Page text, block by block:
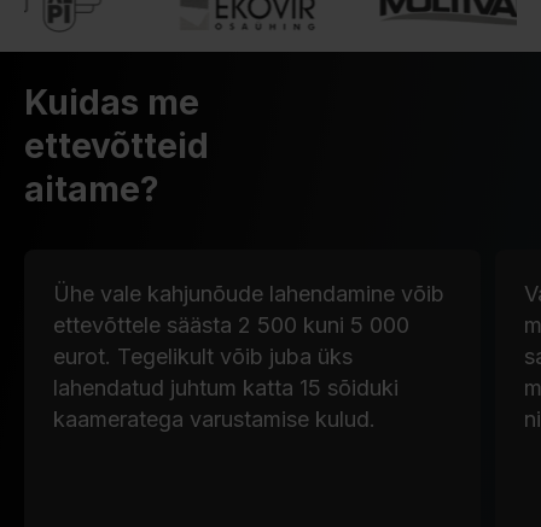
Kuidas me
ettevõtteid
aitame?
Ühe vale kahjunõude lahendamine võib
ettevõttele säästa 2 500 kuni 5 000
eurot. Tegelikult võib juba üks
lahendatud juhtum katta 15 sõiduki
kaameratega varustamise kulud.